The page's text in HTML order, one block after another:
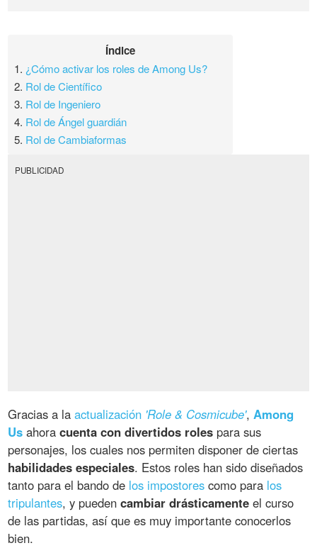
Índice
1. ¿Cómo activar los roles de Among Us?
2. Rol de Científico
3. Rol de Ingeniero
4. Rol de Ángel guardián
5. Rol de Cambiaformas
PUBLICIDAD
Gracias a laactualización 'Role & Cosmicube',Among
Us ahoracuenta con divertidos roles para sus
personajes, los cuales nos permiten disponer de ciertas
habilidades especiales. Estos roles han sido diseñados
tanto para el bando de los impostores como para los
tripulantes, y puedencambiar drásticamente el curso
de las partidas, así que es muy importante conocerlos
bien.